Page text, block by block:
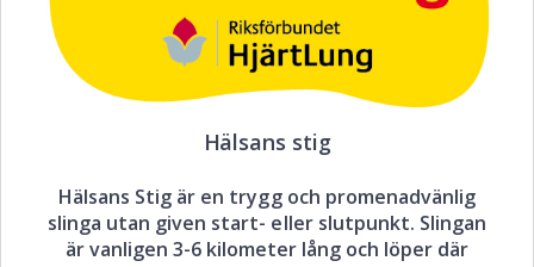
Hälsans stig
Hälsans Stig är en trygg och promenadvänlig
slinga utan given start- eller slutpunkt. Slingan
är vanligen 3-6 kilometer lång och löper där